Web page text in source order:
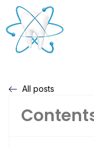
All posts